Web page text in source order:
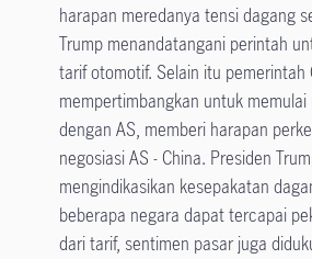
harapan meredanya tensi dagang
Trump menandatangani perintah
tarif otomotif. Selain itu pemerintah
mempertimbangkan untuk memulai
dengan AS, memberi harapan
negosiasi AS - China. Presiden
mengindikasikan kesepakatan
beberapa negara dapat tercapai
dari tarif, sentimen pasar juga